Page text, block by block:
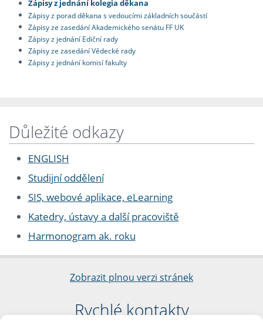
Zápisy z jednání kolegia děkana
Zápisy z porad děkana s vedoucími základních součástí
Zápisy ze zasedání Akademického senátu FF UK
Zápisy z jednání Ediční rady
Zápisy ze zasedání Vědecké rady
Zápisy z jednání komisí fakulty
Důležité odkazy
ENGLISH
Studijní oddělení
SIS, webové aplikace, eLearning
Katedry, ústavy a další pracoviště
Harmonogram ak. roku
Zobrazit plnou verzi stránek
Rychlé kontakty